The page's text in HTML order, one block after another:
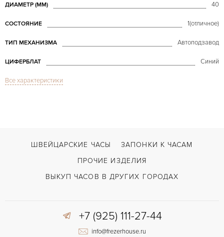
ДИАМЕТР (MM) 40
СОСТОЯНИЕ 1(отличное)
ТИП МЕХАНИЗМА Автоподзавод
ЦИФЕРБЛАТ Синий
СТЕКЛО
ВОЗМОЖНОСТИ ДОСТАВКИ С документами, С футляром
Двойной сложности застежка
Все характеристики
ШВЕЙЦАРСКИЕ ЧАСЫ
ЗАПОНКИ К ЧАСАМ
ПРОЧИЕ ИЗДЕЛИЯ
ВЫКУП ЧАСОВ В ДРУГИХ ГОРОДАХ
+7 (925) 111-27-44
info@frezerhouse.ru